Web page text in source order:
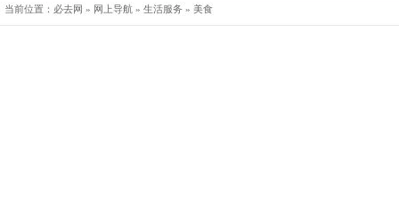
当前位置： 必去网 » 网上导航 » 生活服务 » 美食